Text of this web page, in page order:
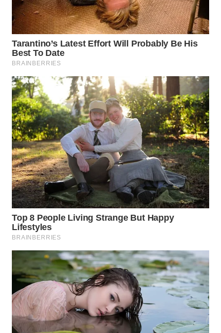
LABUANBAJO
WN
BORNEO
Wahana
Media
Group
WAHANA
NEWS
WAHANA
TANI
WAHANA
ADVOKAT
WAHANA
INFRASTRUKTUR
WAHANA
KONSUMEN
WAHANA
LISTRIK
WAHANA